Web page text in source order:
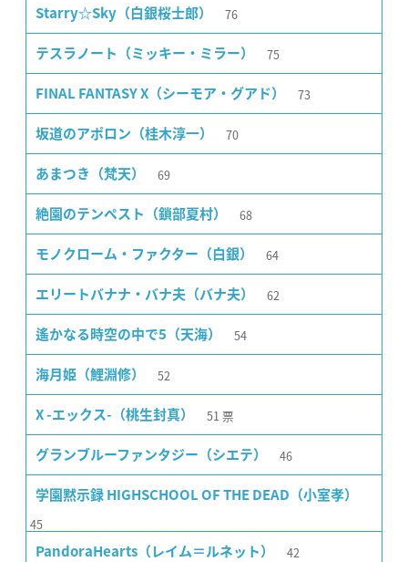
Starry☆Sky（白銀桜士郎） 76
テスラノート（ミッキー・ミラー） 75
FINAL FANTASY X（シーモア・グアド） 73
坂道のアポロン（桂木淳一） 70
あまつき（梵天） 69
絶園のテンペスト（鎖部夏村） 68
モノクローム・ファクター（白銀） 64
エリートバナナ・バナ夫（バナ夫） 62
遙かなる時空の中で5（天海） 54
海月姫（鯉淵修） 52
X -エックス-（桃生封真） 51 票
グランブルーファンタジー（シエテ） 46
学園黙示録 HIGHSCHOOL OF THE DEAD（小室孝）
45
PandoraHearts（レイム＝ルネット） 42